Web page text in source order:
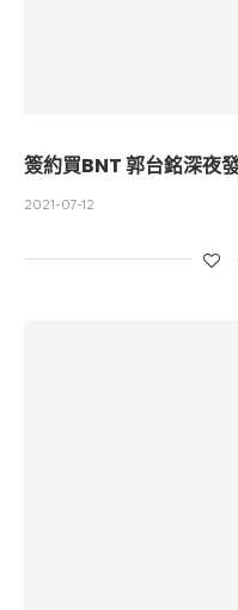
簽約買BNT 郭台銘深夜
2021-07-12